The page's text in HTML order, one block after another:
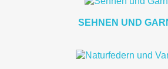
SEHNEN UND